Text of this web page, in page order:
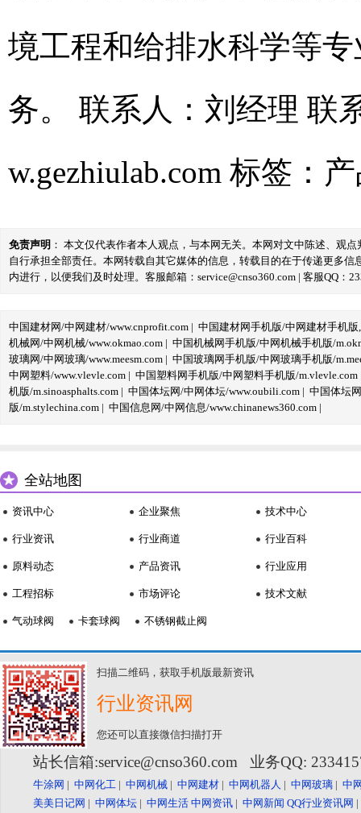
境工程和给排水科学等
务。 联系人：刘经理 联
w.gezhiulab.com 标签：
免责声明 ： 本文仅代表作者本人观点，与本网无关。本网对文中陈述、观
自行承担全部责任。本网转载自其它媒体的信息，转载目的在于传递更多
内进行，以便我们及时处理。客服邮箱：service@cnso360.com | 客服QQ：
中国建材网/中网建材/www.cnprofit.com | 中国建材网手机版/中网建材手机版
机械网/中网机械/www.okmao.com | 中国机械网手机版/中网机械手机版/
玻璃网/中网玻璃/www.meesm.com | 中国玻璃网手机版/中网玻璃手机版/
中网塑料/www.vlevle.com | 中国塑料网手机版/中网塑料手机版/m.vlevle.com
机版/m.sinoasphalts.com | 中国体坛网/中网体坛/www.oubili.com | 中国体坛
版/m.stylechina.com | 中国信息网/中网信息/www.chinanews360.com |
全站地图
资讯中心
行业资讯
原料动态
工程招标
企业聚焦
行业商道
产品资讯
市场评论
技术中心
行业百科
行业应用
技术文献
气动球阀 卡套球阀 不锈钢截止阀
扫描二维码，获取手机版最新资讯
行业资讯网
您还可以直接微信扫描打开
站长信箱:service@cnso360.com 业务QQ:
牛涂网 | 中网化工 | 中网机械 | 中网建材 | 中网机器人 | 中网玻璃 | 中
美美日记网 | 中网体坛 | 中网生活 中网资讯 | 中网新闻 QQ行业资讯网